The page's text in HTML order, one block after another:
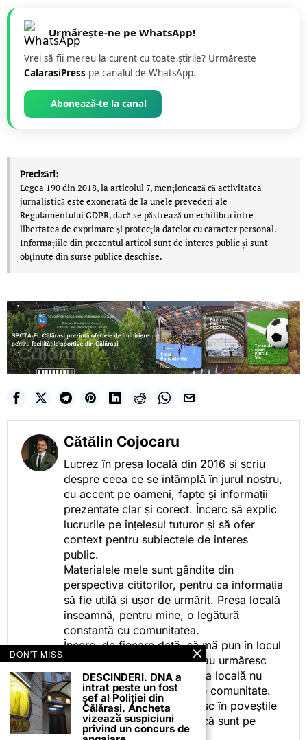
Urmărește-ne pe WhatsApp!
Vrei să fii mereu la curent cu toate știrile? Urmăreste
CalarasiPress pe canalul de WhatsApp.
Abonează-te la canal
Precizări:
Legea 190 din 2018, la articolul 7, menţionează că activitatea
jurnalistică este exonerată de la unele prevederi ale
Regulamentului GDPR, dacă se păstrează un echilibru între
libertatea de exprimare şi protecţia datelor cu caracter personal.
Informațiile din prezentul articol sunt de interes public și sunt
obținute din surse publice deschise.
Cătălin Cojocaru
Lucrez în presa locală din 2016 și scriu
despre ceea ce se întâmplă în jurul nostru,
cu accent pe oameni, fapte și informații
prezentate clar și corect. Încerc să explic
lucrurile pe înțelesul tuturor și să ofer
context pentru subiectele de interes
public.
Materialele mele sunt gândite din
perspectiva cititorilor, pentru ca informația
să fie utilă și ușor de urmărit. Presa locală
înseamnă, pentru mine, o legătură
constantă cu comunitatea.
Încerc, de fiecare dată, să mă pun în locul
celor care citesc, privesc sau urmăresc
ceea ce fac. Pentru că presa locală nu
este despre mine, ci despre comunitate.
Iar dacă oamenii se regăsesc în poveștile
pe care le spun, înseamnă că sunt pe
drumul bun.
DON'T MISS
DESCINDERI. DNA a
intrat peste un fost
șef al Poliției din
Călărași. Ancheta
vizează suspiciuni
privind un concurs de